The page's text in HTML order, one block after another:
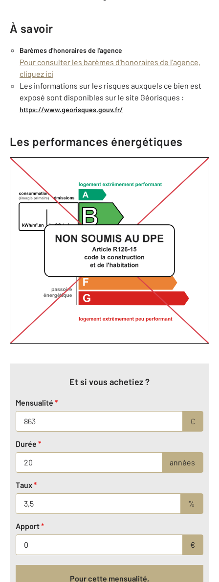
À savoir
Barèmes d'honoraires de l'agence
Pour consulter les barèmes d'honoraires de l'agence,
cliquez ici
Les informations sur les risques auxquels ce bien est
exposé sont disponibles sur le site Géorisques :
https://www.georisques.gouv.fr/
Les performances énergétiques
Et si vous achetiez ?
Mensualité *
€
Durée *
années
Taux*
%
Apport*
€
Pour cette mensualité,